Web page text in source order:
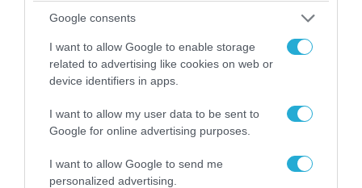
Google consents
I want to allow Google to enable storage
related to advertising like cookies on web or
device identifiers in apps.
I want to allow my user data to be sent to
Google for online advertising purposes.
I want to allow Google to send me
personalized advertising.
«Η απόλυτη τραγωδία»: Η «αιχμηρή» ανάρτηση
του Αρκά για τα τατουάζ (φωτο)